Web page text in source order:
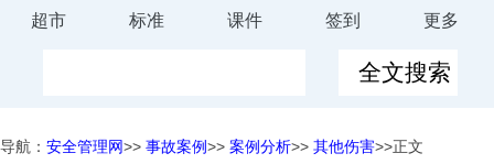
超市 标准 课件 签到 更多
评价
生
导航： 安全管理网>> 事故案例>> 案例分析>> 其他伤害>>正文